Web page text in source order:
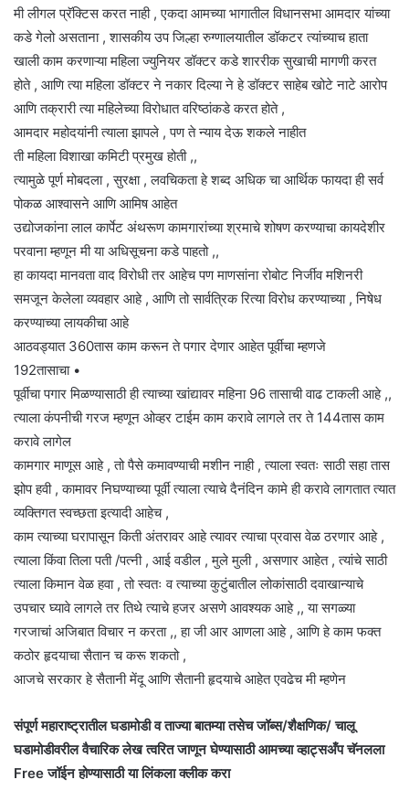
मी लीगल प्रॅक्टिस करत नाही , एकदा आमच्या भागातील विधानसभा आमदार यांच्या
कडे गेलो असताना , शासकीय उप जिल्हा रुग्णालयातील डॉकटर त्यांच्याच हाता
खाली काम करणाऱ्या महिला ज्युनियर डॉक्टर कडे शाररीक सुखाची मागणी करत
होते , आणि त्या महिला डॉक्टर ने नकार दिल्या ने हे डॉक्टर साहेब खोटे नाटे आरोप
आणि तक्रारी त्या महिलेच्या विरोधात वरिष्ठांकडे करत होते ,
आमदार महोदयांनी त्याला झापले , पण ते न्याय देऊ शकले नाहीत
ती महिला विशाखा कमिटी प्रमुख होती ,,
त्यामुळे पूर्ण मोबदला , सुरक्षा , लवचिकता हे शब्द अधिक चा आर्थिक फायदा ही सर्व
पोकळ आश्वासने आणि आमिष आहेत
उद्योजकांना लाल कार्पेट अंथरूण कामगारांच्या श्रमाचे शोषण करण्याचा कायदेशीर
परवाना म्हणून मी या अधिसूचना कडे पाहतो ,,
हा कायदा मानवता वाद विरोधी तर आहेच पण माणसांना रोबोट निर्जीव मशिनरी
समजून केलेला व्यवहार आहे , आणि तो सार्वत्रिक रित्या विरोध करण्याच्या , निषेध
करण्याच्या लायकीचा आहे
आठवड्यात 360तास काम करून ते पगार देणार आहेत पूर्वीचा म्हणजे
192तासाचा •
पूर्वीचा पगार मिळण्यासाठी ही त्याच्या खांद्यावर महिना 96 तासाची वाढ टाकली आहे ,,
त्याला कंपनीची गरज म्हणून ओव्हर टाईम काम करावे लागले तर ते 144तास काम
करावे लागेल
कामगार माणूस आहे , तो पैसे कमावण्याची मशीन नाही , त्याला स्वतः साठी सहा तास
झोप हवी , कामावर निघण्याच्या पूर्वी त्याला त्याचे दैनंदिन कामे ही करावे लागतात त्यात
व्यक्तिगत स्वच्छता इत्यादी आहेच ,
काम त्याच्या घरापासून किती अंतरावर आहे त्यावर त्याचा प्रवास वेळ ठरणार आहे ,
त्याला किंवा तिला पती /पत्नी , आई वडील , मुले मुली , असणार आहेत , त्यांचे साठी
त्याला किमान वेळ हवा , तो स्वतः व त्याच्या कुटुंबातील लोकांसाठी दवाखान्याचे
उपचार घ्यावे लागले तर तिथे त्याचे हजर असणे आवश्यक आहे ,, या सगळ्या
गरजाचां अजिबात विचार न करता ,, हा जी आर आणला आहे , आणि हे काम फक्त
कठोर हृदयाचा सैतान च करू शकतो ,
आजचे सरकार हे सैतानी मेंदू आणि सैतानी हृदयाचे आहेत एवढेच मी म्हणेन
संपूर्ण महाराष्ट्रातील घडामोडी व ताज्या बातम्या तसेच जॉब्स/शैक्षणिक/ चालू
घडामोडीवरील वैचारिक लेख त्वरित जाणून घेण्यासाठी आमच्या व्हाट्सअँप चॅनलला
Free जॉईन होण्यासाठी या लिंकला क्लीक करा